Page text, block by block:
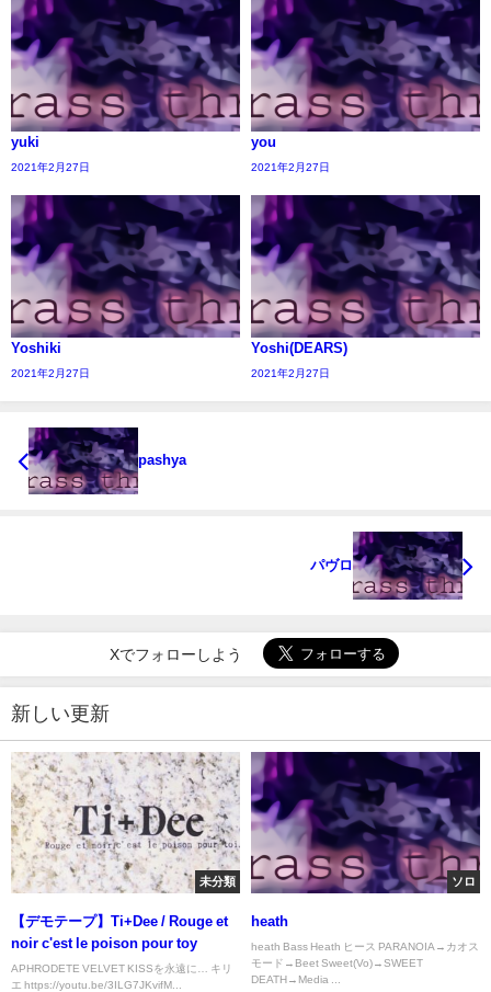
yuki
2021年2月27日
you
2021年2月27日
Yoshiki
2021年2月27日
Yoshi(DEARS)
2021年2月27日
pashya
パヴロ
Xでフォローしよう
新しい更新
未分類
【デモテープ】Ti+Dee / Rouge et
noir c'est le poison pour toy
APHRODETE VELVET KISSを永遠に… キリ
エ https://youtu.be/3ILG7JKvifM...
ソロ
heath
heath Bass Heath ヒース PARANOIA→カオス
モード→Beet Sweet(Vo)→SWEET
DEATH→Media ...